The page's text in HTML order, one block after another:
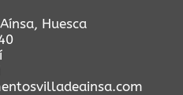
Huesca